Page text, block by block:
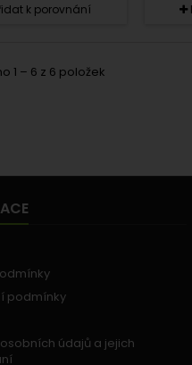
k porovnání
1 – 6 z 6 položek
podmínky
údajů a jejich